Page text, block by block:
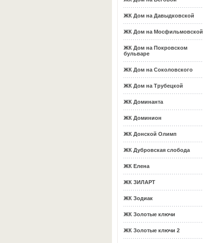
ЖК Дом на Давыдковской
ЖК Дом на Мосфильмовской
ЖК Дом на Покровском
бульваре
ЖК Дом на Соколовского
ЖК Дом на Трубецкой
ЖК Доминанта
ЖК Доминион
ЖК Донской Олимп
ЖК Дубровская слобода
ЖК Елена
ЖК ЗИЛАРТ
ЖК Зодиак
ЖК Золотые ключи
ЖК Золотые ключи 2